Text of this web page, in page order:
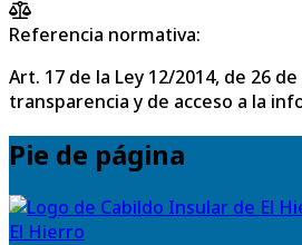
Referencia normativa:
Art. 17 de la Ley 12/2014, de 26
transparencia y de acceso a la
Pie de página
El Hierro